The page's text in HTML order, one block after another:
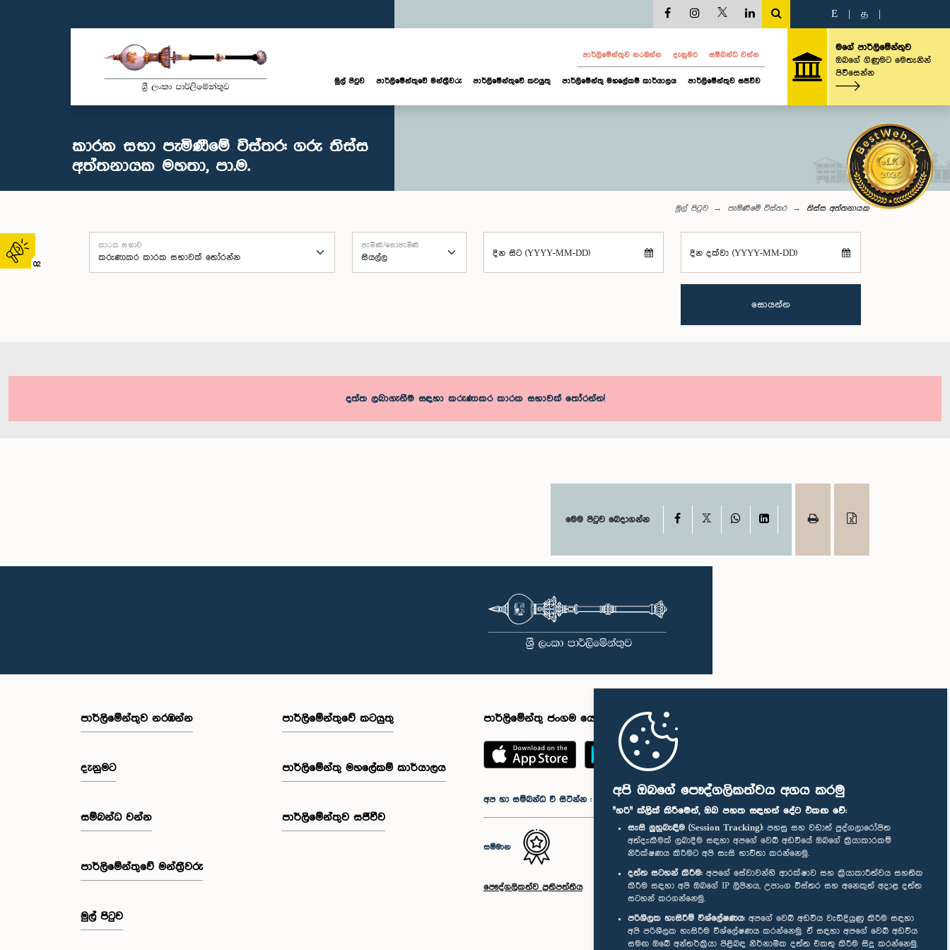
අපි ඔබගේ පෞද්ගලිකත්වය අගය කරමු
"හරි" ක්ලික් කිරීමෙන්, ඔබ පහත සඳහන් දේට එකඟ වේ:
සැසි ලුහුබැඳීම (Session Tracking): පහසු සහ වඩාත් පුද්ගලාරෝපිත
අත්දැකීමක් ලබාදීම සඳහා අපගේ වෙබ් අඩවියේ ඔබගේ ක්‍රියාකාරකම්
නිරීක්ෂණය කිරීමට අපි සැසි භාවිතා කරන්නෙමු.
දත්ත සටහන් කිරීම: අපගේ සේවාවන්හි ආරක්ෂාව සහ ක්‍රියාකාරීත්වය සහතික
කිරීම සඳහා අපි ඔබගේ IP ලිපිනය, උපාංග විස්තර සහ අනෙකුත් අදාළ දත්ත
සටහන් කරගන්නෙමු.
පරිශීලක හැසිරීම් විශ්ලේෂණය: අපගේ වෙබ් අඩවිය වැඩිදියුණු කිරීම සඳහා
අපි පරිශීලක හැසිරීම විශ්ලේෂණය කරන්නෙමු. ඒ සඳහා අපගේ වෙබ් අඩවිය
සමඟ ඔබේ අන්තර්ක්‍රියා පිළිබඳ නිර්නාමික දත්ත එකතු කිරීම සිදු කරන්නෙමු.
02
E த
පාර්ලි‌මේන්තුව නරඹන්න දැනුමට සම්බන්ධ වන්න
මුල් පිටුව පාර්ලි‌මේන්තුවේ මන්ත්‍රීවරු පාර්ලිමේන්තුවේ කටයුතු පාර්ලිමේන්තු මහලේකම් කාර්යාලය පාර්ලිමේන්තුව සජීවීව
මගේ පාර්ලිමේන්තුව
ඔබගේ ගිණුමට මෙතැනින්
පිවිසෙන්න
කාරක සභා පැමිණීමේ විස්තර: ගරු තිස්ස
අත්තනායක මහතා, පා.ම.
මුල් පිටුව පැමිණීමේ විස්තර තිස්ස අත්තනායක
කාරක සභාව පැමිණි/නොපැමිණි
දින සිට (YYYY-MM-DD) දින දක්වා (YYYY-MM-DD)
සොයන්න
දත්ත ලබාගැනීම සඳහා කරුණාකර කාරක සභාවක් තෝරන්න!
මෙම පිටුව බෙදාගන්න Facebook WhatsAppLinkedIn
පාර්ලි‌මේන්තුව නරඹන්න
දැනුමට
සම්බන්ධ වන්න
පාර්ලි‌මේන්තුවේ මන්ත්‍රීවරු
මුල් පිටුව
පාර්ලිමේන්තුවේ කටයුතු
පාර්ලිමේන්තු මහලේකම් කාර්යාලය
පාර්ලිමේන්තුව සජීවීව
පාර්ලිමේන්තු ජංගම යෙදුම
අප හා සම්බන්ධ වී සිටින්න :
සම්මාන
පෞද්ගලිකත්ව ප්‍රතිපත්තිය